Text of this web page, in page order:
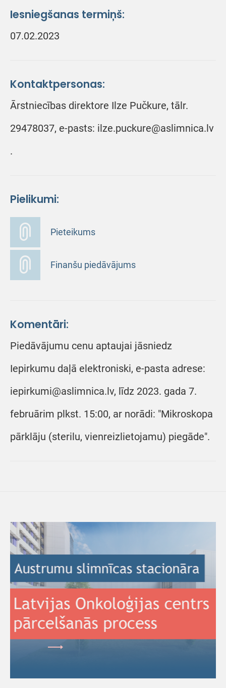
Iesniegšanas termiņš:
07.02.2023
Kontaktpersonas:
Ārstniecības direktore Ilze Pučkure, tālr.
29478037, e-pasts: ilze.puckure@aslimnica.lv
.
Pielikumi:
Pieteikums
Finanšu piedāvājums
Komentāri:
Piedāvājumu cenu aptaujai jāsniedz
Iepirkumu daļā elektroniski, e-pasta adrese:
iepirkumi@aslimnica.lv, līdz 2023. gada 7.
februārim plkst. 15:00, ar norādi: "Mikroskopa
pārklāju (sterilu, vienreizlietojamu) piegāde".